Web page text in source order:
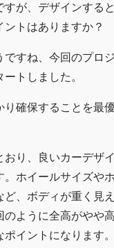
すが、デザインする
ントはありますか？
ですね、今回のプロ
トしました。
り確保することを最
おり、良いカーデザ
。ホイールサイズや
ど、ボディが重く見
のように全高がやや
イントになります。